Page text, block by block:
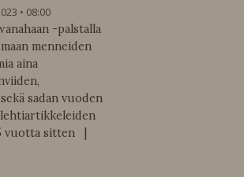
08:00
-palstalla
menneiden
aina
sadan vuoden
lehtiartikkeleiden
sitten |